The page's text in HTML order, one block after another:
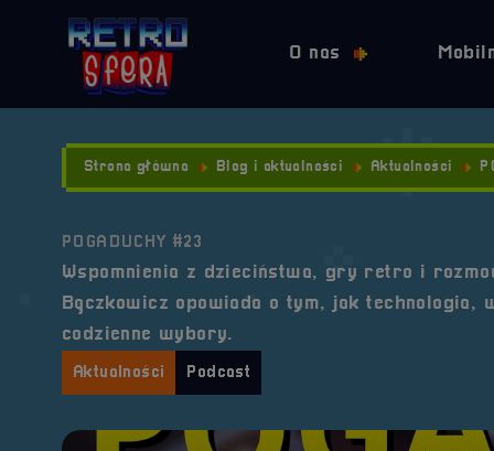
O nas
Strona główna Blog i aktualności Aktualności
POGADUCHY #23
Wspomnienia z dzieciństwa, gry retro i
Bączkowicz opowiada o tym, jak technologia,
codzienne wybory.
Aktualności Podcast